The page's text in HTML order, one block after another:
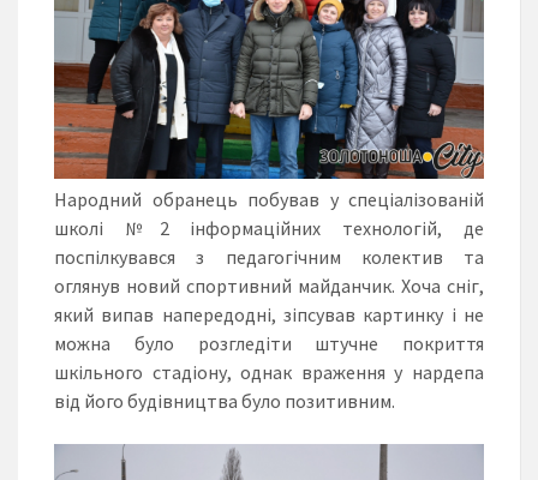
Народний обранець побував у спеціалізованій
школі №2 інформаційних технологій, де
поспілкувався з педагогічним колектив та
оглянув новий спортивний майданчик. Хоча сніг,
який випав напередодні, зіпсував картинку і не
можна було розгледіти штучне покриття
шкільного стадіону, однак враження у нардепа
від його будівництва було позитивним.